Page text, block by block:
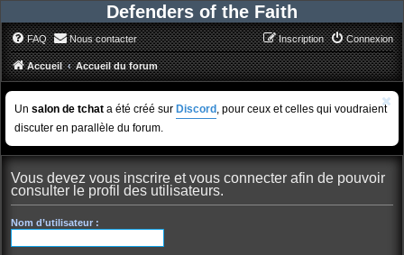
Defenders of the Faith
FAQ Nous contacter Connexion
Inscription
Accueil Accueil du forum
Un salon de tchat a été créé sur Discord , pour ceux et celles qui voudraient
discuter en parallèle du forum.
Vous devez vous inscrire et vous connecter afin de pouvoir
consulter le profil des utilisateurs.
Nom d’utilisateur :